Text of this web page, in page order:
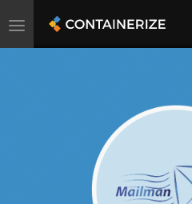
Toggle